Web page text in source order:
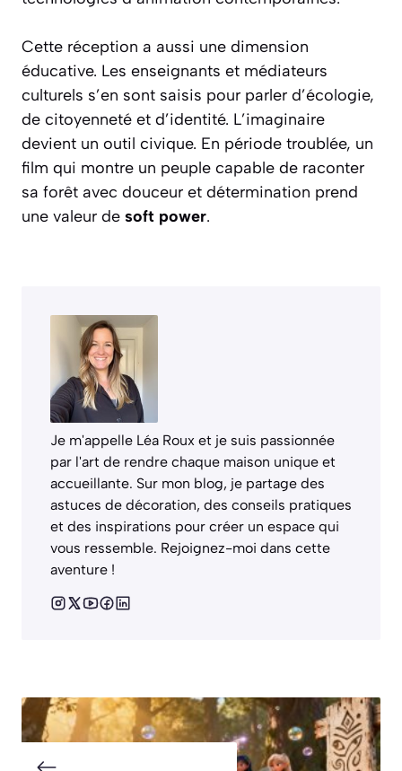
Cette réception a aussi une dimension
éducative. Les enseignants et médiateurs
culturels s’en sont saisis pour parler d’écologie,
de citoyenneté et d’identité. L’imaginaire
devient un outil civique. En période troublée, un
film qui montre un peuple capable de raconter
sa forêt avec douceur et détermination prend
une valeur de soft power.
Je m'appelle Léa Roux et je suis passionnée
par l'art de rendre chaque maison unique et
accueillante. Sur mon blog, je partage des
astuces de décoration, des conseils pratiques
et des inspirations pour créer un espace qui
vous ressemble. Rejoignez-moi dans cette
aventure !